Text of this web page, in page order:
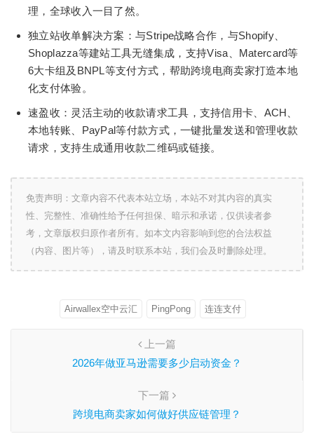
理，全球收入一目了然。
独立站收单解决方案：与Stripe战略合作，与Shopify、
Shoplazza等建站工具无缝集成，支持Visa、Matercard等
6大卡组及BNPL等支付方式，帮助跨境电商卖家打造本地
化支付体验。
速盈收：灵活主动的收款请求工具，支持信用卡、ACH、
本地转账、PayPal等付款方式，一键批量发送和管理收款
请求，支持生成通用收款二维码或链接。
免责声明：文章内容不代表本站立场，本站不对其内容的真实
性、完整性、准确性给予任何担保、暗示和承诺，仅供读者参
考，文章版权归原作者所有。如本文内容影响到您的合法权益
（内容、图片等），请及时联系本站，我们会及时删除处理。
Airwallex空中云汇 PingPong 连连支付
上一篇
2026年做亚马逊需要多少启动资金？
下一篇
跨境电商卖家如何做好供应链管理？